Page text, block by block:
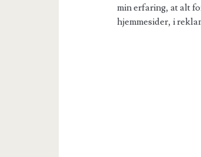
min erfaring, at alt
hjemmesider, i